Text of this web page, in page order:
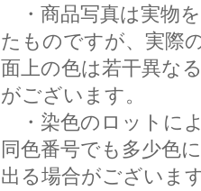
・商品写真は実物
たものですが、実際
面上の色は若干異な
がございます。
・染色のロットに
同色番号でも多少色
出る場合がございま